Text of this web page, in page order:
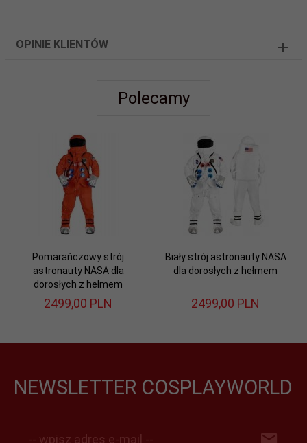
OPINIE KLIENTÓW
Polecamy
Pomarańczowy strój
astronauty NASA dla
dorosłych z hełmem
2499,00 PLN
Biały strój astronauty NASA
dla dorosłych z hełmem
2499,00 PLN
NEWSLETTER COSPLAYWORLD
-- wpisz adres e-mail --